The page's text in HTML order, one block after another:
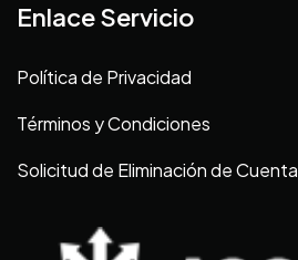
Enlace Servicio
Política de Privacidad
Términos y Condiciones
Solicitud de Eliminación de Cuenta